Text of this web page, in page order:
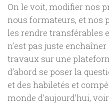
On le voit, modifier nos
nous formateurs, et nos
les rendre transférables
n’est pas juste
travaux sur une
d’abord se poser la
et des habiletés et
monde d’aujourd’hui,